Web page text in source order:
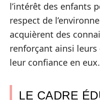
l’intérêt des enfants
respect de
acquièrent des
renforçant ainsi
leur confiance en eux.
LE CADRE